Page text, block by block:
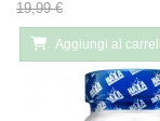
19,99 €
Aggiungi al